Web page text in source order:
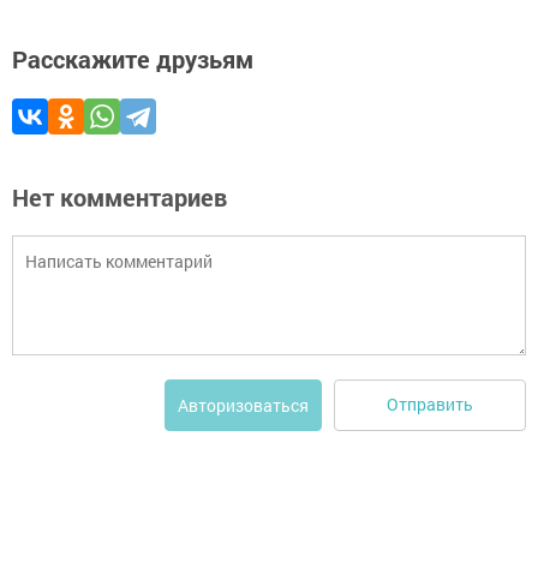
Расскажите друзьям
Нет комментариев
Авторизоваться Отправить